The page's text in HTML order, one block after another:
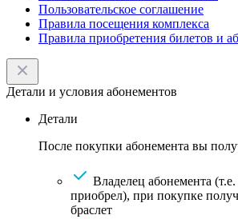
Пользовательское соглашение
Правила посещения комплекса
Правила приобретения билетов и
Детали и условия абонементов
Детали
После покупки абонемента вы
Владелец абонемента (т.е.
приобрел), при покупке
браслет